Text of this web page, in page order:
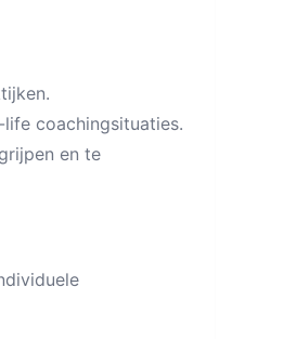
coachingsituaties.
en te